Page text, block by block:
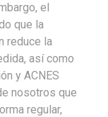
el
que la
reduce la
así como
y ACNES
nosotros que
regular,